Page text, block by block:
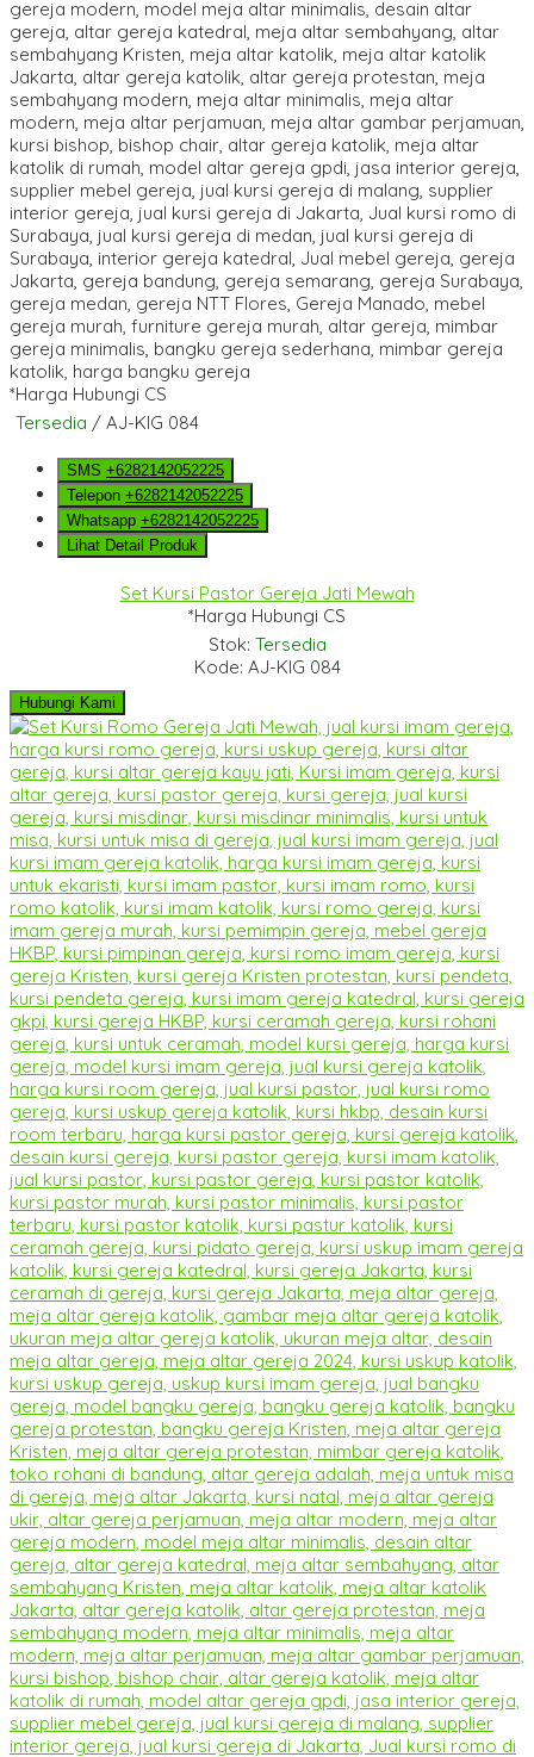
*Harga Hubungi CS
Tersedia / AJ-KIG 084
SMS +6282142052225
Telepon +6282142052225
Whatsapp +6282142052225
Lihat Detail Produk
Set Kursi Pastor Gereja Jati Mewah
*Harga Hubungi CS
Stok: Tersedia
Kode: AJ-KIG 084
Hubungi Kami